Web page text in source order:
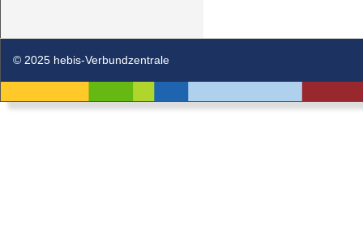
© 2025 hebis-Verbundzentrale